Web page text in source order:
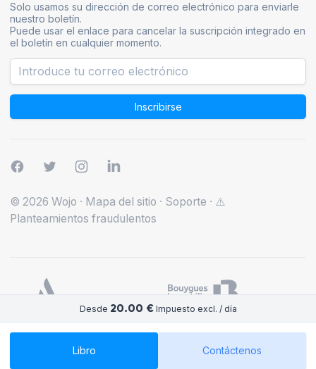
Desde 20.00 €Impuesto excl. / día
Libro Contáctenos
Solo usamos su dirección de correo electrónico para enviarle
nuestro boletín.
Puede usar el enlace para cancelar la suscripción integrado en
el boletín en cualquier momento.
Inscribirse
© 2026 Wojo · Mapa del sitio · Soporte · ⚠️
Planteamientos fraudulentos